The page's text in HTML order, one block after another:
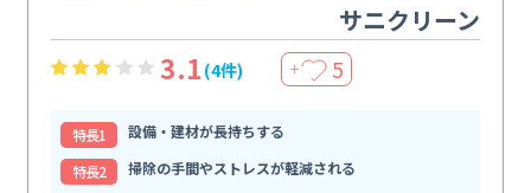
サニクリーン
3.1 (4件) ＋ 5
特⻑1
設備・建材が長持ちする
特⻑2
掃除の手間やストレスが軽減される